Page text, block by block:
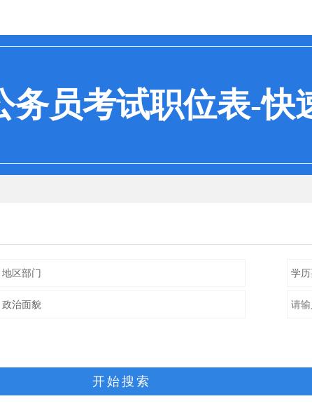
务员考试职位表-快
开始搜索